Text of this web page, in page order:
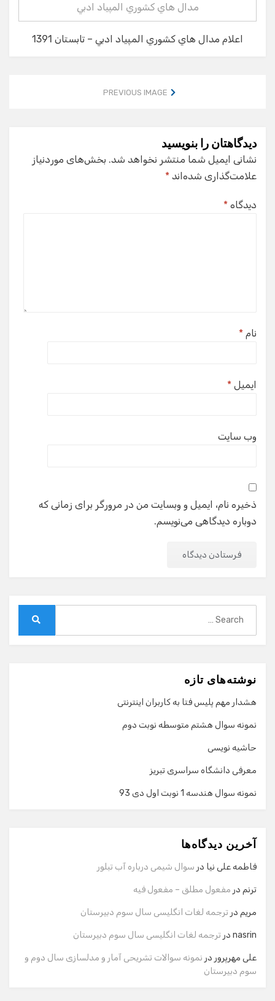
مدال هاي كشوري المپياد ادبي
اعلام مدال هاي كشوري المپياد ادبي – تابستان 1391
PREVIOUS IMAGE
دیدگاهتان را بنویسید
نشانی ایمیل شما منتشر نخواهد شد. بخش‌های موردنیاز
علامت‌گذاری شده‌اند *
دیدگاه *
نام *
ایمیل *
وب‌ سایت
ذخیره نام، ایمیل و وبسایت من در مرورگر برای زمانی که
دوباره دیدگاهی می‌نویسم.
نوشته‌های تازه
هشدار مهم پلیس فتا به کاربران اینترنتی
نمونه سوال هشتم متوسطه نوبت دوم
حاشیه نویسی
معرفی دانشگاه سراسری تبریز
نمونه سوال هندسه 1 نوبت اول دی 93
آخرین دیدگاه‌ها
فاطمه علی نیا در سوال شیمی درباره آب تبلور
ترنم در مفعول مطلق – مفعول فیه
مریم در ترجمه لغات انگلیسی سال سوم دبیرستان
nasrin در ترجمه لغات انگلیسی سال سوم دبیرستان
علی مهرپرور در نمونه سوالات تشریحی آمار و مدلسازی سال دوم و
سوم دبیرستان
گفت‌وگو با دستیار هوشمند
سلام! برای شروع گفت‌وگو لطفاً شماره تماس یا ایمیل خود را
وارد کنید.
ایمیل